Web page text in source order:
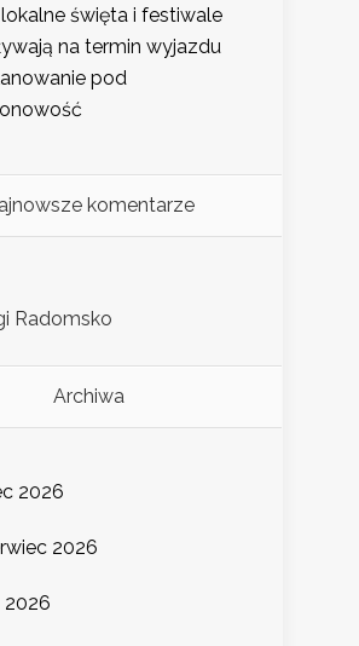
święta i festiwale
na termin wyjazdu
pod
komentarze
Radomsko
Archiwa
2026
2026
2026